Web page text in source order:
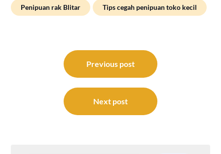
Penipuan rak Blitar Tips cegah penipuan toko kecil
navigation
Previous post
Next post